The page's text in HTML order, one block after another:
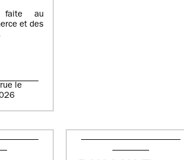
faite au
et des
le